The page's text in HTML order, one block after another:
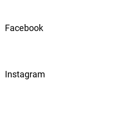
Facebook
Instagram